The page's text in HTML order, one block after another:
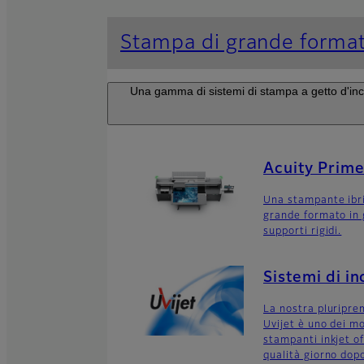
Stampa di grande
Una gamma di sistemi di stampa a getto
Acuity
Una stampante
grande formato in
supporti rigidi.
Sistemi di
La nostra
Uvijet è uno dei
stampanti inkjet
qualità giorno